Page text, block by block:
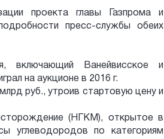
проекта главы Газпрома и
пресс-службы обеих
включающий Ванейвисское и
на аукционе в 2016 г.
руб., утроив стартовую цену и
(НГКМ), открытое в
углеводородов по категориям